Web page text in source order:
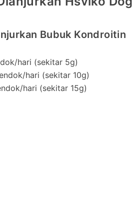
Bubuk Kondroitin
hari (sekitar 5g)
hari (sekitar 10g)
hari (sekitar 15g)